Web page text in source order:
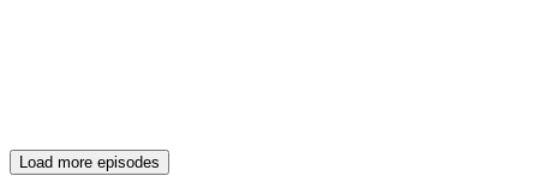
Load more episodes